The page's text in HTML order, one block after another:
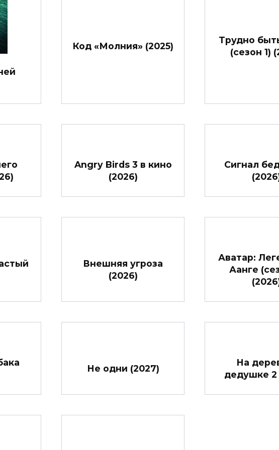
Код «Молния» (2025)
Трудно
(сезон 1)
Angry Birds 3 в кино
(2026)
Сигнал
Внешняя угроза
(2026)
Аватар:
Аанге
Не одни (2027)
На
дедушке 2